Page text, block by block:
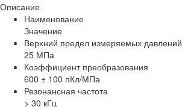
Описание
Наименование
Значение
Верхний предел измеряемых давлений
25 МПа
Коэффициент преобразования
600 ± 100 пКл/МПа
Резонансная частота
> 30 кГц